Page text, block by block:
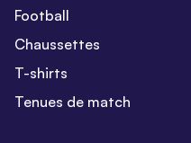
Football
Chaussettes
T-shirts
Tenues de match